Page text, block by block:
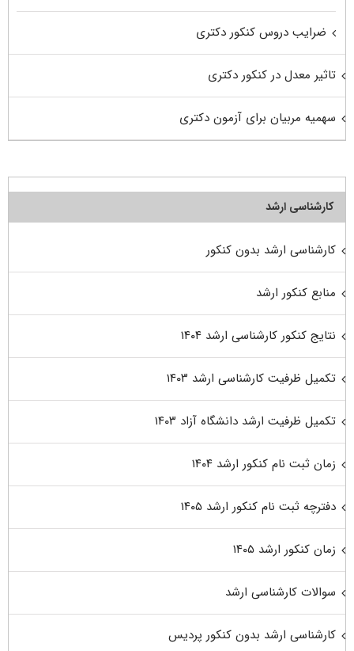
ضرایب دروس کنکور دکتری
تاثیر معدل در کنکور دکتری
سهمیه مربیان برای آزمون دکتری
کارشناسی ارشد
کارشناسی ارشد بدون کنکور
منابع کنکور ارشد
نتایج کنکور کارشناسی ارشد ۱۴۰۴
تکمیل ظرفیت کارشناسی ارشد ۱۴۰۳
تکمیل ظرفیت ارشد دانشگاه آزاد ۱۴۰۳
زمان ثبت نام کنکور ارشد ۱۴۰۴
دفترچه ثبت نام کنکور ارشد ۱۴۰۵
زمان کنکور ارشد ۱۴۰۵
سوالات کارشناسی ارشد
کارشناسی ارشد بدون کنکور پردیس